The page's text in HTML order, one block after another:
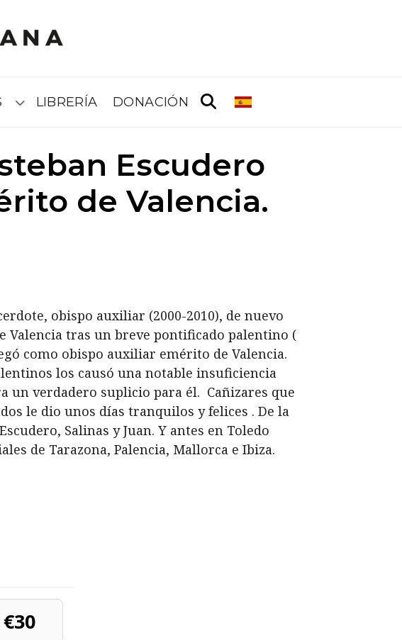
Submenú
LIBRERÍA DONACIÓN
Escudero
de Valencia.
obispo auxiliar (2000-2010), de nuevo
Valencia tras un breve pontificado palentino (
como obispo auxiliar emérito de Valencia.
los causó una notable insuficiencia
verdadero suplicio para él. Cañizares que
le dio unos días tranquilos y felices . De la
Salinas y Juan. Y antes en Toledo
de Tarazona, Palencia, Mallorca e Ibiza.
€30